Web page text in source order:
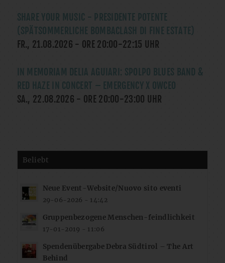
SHARE YOUR MUSIC - PRESIDENTE POTENTE
(SPÄTSOMMERLICHE BOMBACLASH DI FINE ESTATE)
FR., 21.08.2026 - ORE 20:00-22:15 UHR
IN MEMORIAM DELIA AGUIARI: SPOLPO BLUES BAND &
RED HAZE IN CONCERT – EMERGENCY X OWCEO
SA., 22.08.2026 - ORE 20:00-23:00 UHR
Beliebt
Neue Event-Website/Nuovo sito eventi
29-06-2026 - 14:42
Gruppenbezogene Menschen-feindlichkeit
17-01-2019 - 11:06
Spendenübergabe Debra Südtirol – The Art
Behind